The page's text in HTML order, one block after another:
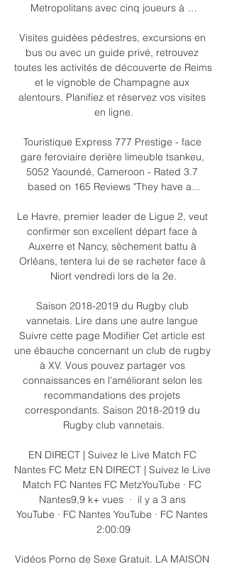
Metropolitans avec cinq joueurs à …
Visites guidées pédestres, excursions en
bus ou avec un guide privé, retrouvez
toutes les activités de découverte de Reims
et le vignoble de Champagne aux
alentours. Planifiez et réservez vos visites
en ligne.
Touristique Express 777 Prestige - face
gare feroviaire derière limeuble tsankeu,
5052 Yaoundé, Cameroon - Rated 3.7
based on 165 Reviews "They have a...
Le Havre, premier leader de Ligue 2, veut
confirmer son excellent départ face à
Auxerre et Nancy, sèchement battu à
Orléans, tentera lui de se racheter face à
Niort vendredi lors de la 2e.
Saison 2018-2019 du Rugby club
vannetais. Lire dans une autre langue
Suivre cette page Modifier Cet article est
une ébauche concernant un club de rugby
à XV. Vous pouvez partager vos
connaissances en l’améliorant selon les
recommandations des projets
correspondants. Saison 2018-2019 du
Rugby club vannetais.
EN DIRECT | Suivez le Live Match FC
Nantes FC Metz EN DIRECT | Suivez le Live
Match FC Nantes FC MetzYouTube · FC
Nantes9,9 k+ vues  ·  il y a 3 ans
YouTube · FC Nantes YouTube · FC Nantes
2:00:09
Vidéos Porno de Sexe Gratuit. LA MAISON